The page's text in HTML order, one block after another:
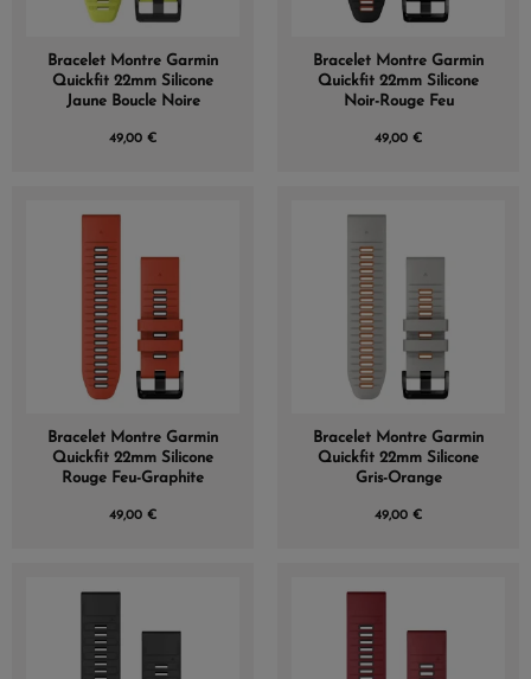
Bracelet Montre Garmin
Quickfit 22mm Silicone
Jaune Boucle Noire
49,00 €
Bracelet Montre Garmin
Quickfit 22mm Silicone
Noir-Rouge Feu
49,00 €
Bracelet Montre Garmin
Quickfit 22mm Silicone
Rouge Feu-Graphite
49,00 €
Bracelet Montre Garmin
Quickfit 22mm Silicone
Gris-Orange
49,00 €